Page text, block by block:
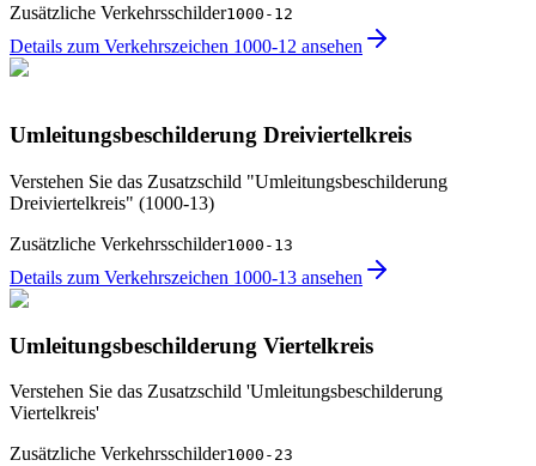
Zusätzliche Verkehrsschilder1000-12
Details zum Verkehrszeichen 1000-12 ansehen
Umleitungsbeschilderung Dreiviertelkreis
Verstehen Sie das Zusatzschild "Umleitungsbeschilderung
Dreiviertelkreis" (1000-13)
Zusätzliche Verkehrsschilder1000-13
Details zum Verkehrszeichen 1000-13 ansehen
Umleitungsbeschilderung Viertelkreis
Verstehen Sie das Zusatzschild 'Umleitungsbeschilderung
Viertelkreis'
Zusätzliche Verkehrsschilder1000-23